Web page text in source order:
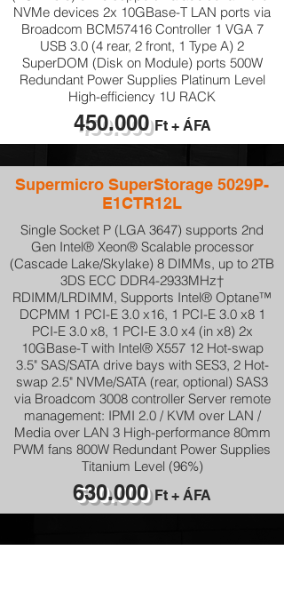
NVMe devices 2x 10GBase-T LAN ports via
Broadcom BCM57416 Controller 1 VGA 7
USB 3.0 (4 rear, 2 front, 1 Type A) 2
SuperDOM (Disk on Module) ports 500W
Redundant Power Supplies Platinum Level
High-efficiency 1U RACK
450.000 Ft + ÁFA
Supermicro SuperStorage 5029P-
E1CTR12L
Single Socket P (LGA 3647) supports 2nd
Gen Intel® Xeon® Scalable processor
(Cascade Lake/Skylake) 8 DIMMs, up to 2TB
3DS ECC DDR4-2933MHz†
RDIMM/LRDIMM, Supports Intel® Optane™
DCPMM 1 PCI-E 3.0 x16, 1 PCI-E 3.0 x8 1
PCI-E 3.0 x8, 1 PCI-E 3.0 x4 (in x8) 2x
10GBase-T with Intel® X557 12 Hot-swap
3.5" SAS/SATA drive bays with SES3, 2 Hot-
swap 2.5" NVMe/SATA (rear, optional) SAS3
via Broadcom 3008 controller Server remote
management: IPMI 2.0 / KVM over LAN /
Media over LAN 3 High-performance 80mm
PWM fans 800W Redundant Power Supplies
Titanium Level (96%)
630.000 Ft + ÁFA